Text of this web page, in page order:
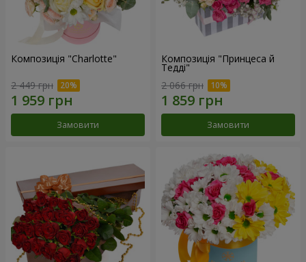
Композиція "Charlotte"
2 449 грн
Замовити
Композиція "Принцеса й
Тедді"
2 066 грн
Замовити